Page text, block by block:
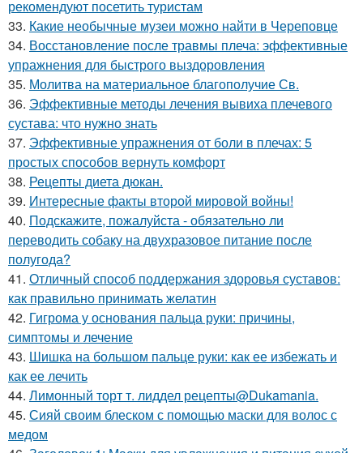
рекомендуют посетить туристам
33. Какие необычные музеи можно найти в Череповце
34. Восстановление после травмы плеча: эффективные
упражнения для быстрого выздоровления
35. Молитва на материальное благополучие Св.
36. Эффективные методы лечения вывиха плечевого
сустава: что нужно знать
37. Эффективные упражнения от боли в плечах: 5
простых способов вернуть комфорт
38. Рецепты диета дюкан.
39. Интересные факты второй мировой войны!
40. Подскажите, пожалуйста - обязательно ли
переводить собаку на двухразовое питание после
полугода?
41. Отличный способ поддержания здоровья суставов:
как правильно принимать желатин
42. Гигрома у основания пальца руки: причины,
симптомы и лечение
43. Шишка на большом пальце руки: как ее избежать и
как ее лечить
44. Лимонный торт т. лиддел рецепты@Dukamania.
45. Сияй своим блеском с помощью маски для волос с
медом